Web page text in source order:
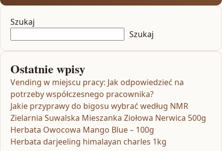
Szukaj
Szukaj
Ostatnie wpisy
Vending w miejscu pracy: Jak odpowiedzieć na
potrzeby współczesnego pracownika?
Jakie przyprawy do bigosu wybrać według NMR
Zielarnia Suwalska Mieszanka Ziołowa Nerwica 500g
Herbata Owocowa Mango Blue – 100g
Herbata darjeeling himalayan charles 1kg